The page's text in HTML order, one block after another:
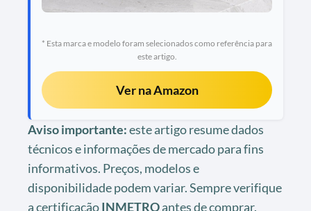
* Esta marca e modelo foram selecionados como referência para
este artigo.
Ver na Amazon
Aviso importante:este artigo resume dados
técnicos e informações de mercado para fins
informativos. Preços, modelos e
disponibilidade podem variar. Sempre verifique
a certificaçãoINMETROantes de comprar.